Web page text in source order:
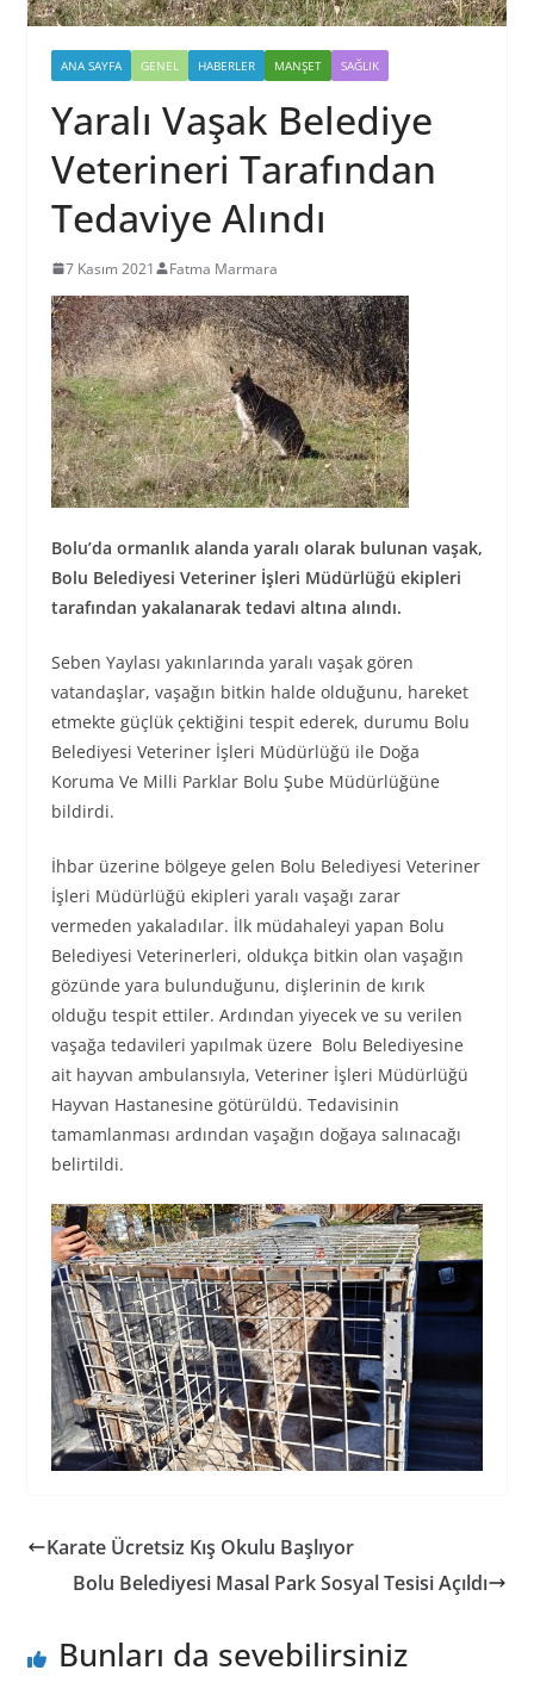
ANA SAYFA GENEL HABERLER MANŞET SAĞLIK
Yaralı Vaşak Belediye
Veterineri Tarafından
Tedaviye Alındı
7 Kasım 2021 Fatma Marmara
Bolu’da ormanlık alanda yaralı olarak bulunan vaşak,
Bolu Belediyesi Veteriner İşleri Müdürlüğü ekipleri
tarafından yakalanarak tedavi altına alındı.
Seben Yaylası yakınlarında yaralı vaşak gören
vatandaşlar, vaşağın bitkin halde olduğunu, hareket
etmekte güçlük çektiğini tespit ederek, durumu Bolu
Belediyesi Veteriner İşleri Müdürlüğü ile Doğa
Koruma Ve Milli Parklar Bolu Şube Müdürlüğüne
bildirdi.
İhbar üzerine bölgeye gelen Bolu Belediyesi Veteriner
İşleri Müdürlüğü ekipleri yaralı vaşağı zarar
vermeden yakaladılar. İlk müdahaleyi yapan Bolu
Belediyesi Veterinerleri, oldukça bitkin olan vaşağın
gözünde yara bulunduğunu, dişlerinin de kırık
olduğu tespit ettiler. Ardından yiyecek ve su verilen
vaşağa tedavileri yapılmak üzere Bolu Belediyesine
ait hayvan ambulansıyla, Veteriner İşleri Müdürlüğü
Hayvan Hastanesine götürüldü. Tedavisinin
tamamlanması ardından vaşağın doğaya salınacağı
belirtildi.
Karate Ücretsiz Kış Okulu Başlıyor
Bolu Belediyesi Masal Park Sosyal Tesisi Açıldı
Bunları da sevebilirsiniz